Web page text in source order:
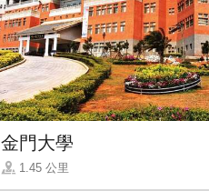
金門大學
1.45 公里